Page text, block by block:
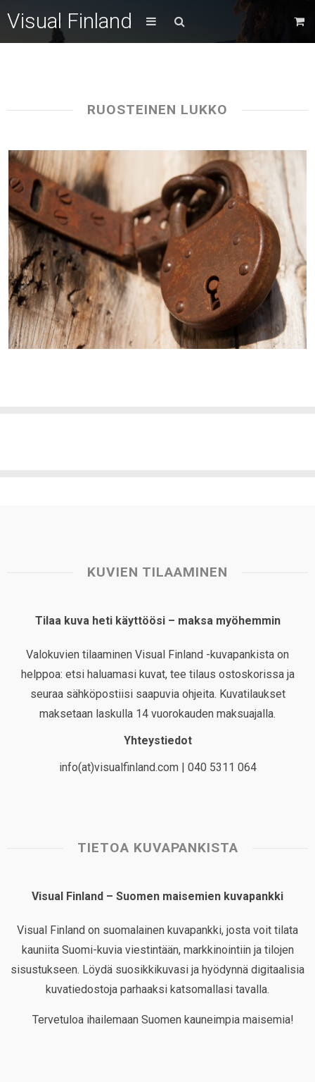
Visual Finland
RUOSTEINEN LUKKO
KUVIEN TILAAMINEN
Tilaa kuva heti käyttöösi – maksa myöhemmin
Valokuvien tilaaminen Visual Finland -kuvapankista on
helppoa: etsi haluamasi kuvat, tee tilaus ostoskorissa ja
seuraa sähköpostiisi saapuvia ohjeita. Kuvatilaukset
maksetaan laskulla 14 vuorokauden maksuajalla.
Yhteystiedot
info(at)visualfinland.com | 040 5311 064
TIETOA KUVAPANKISTA
Visual Finland – Suomen maisemien kuvapankki
Visual Finland on suomalainen kuvapankki, josta voit tilata
kauniita Suomi-kuvia viestintään, markkinointiin ja tilojen
sisustukseen. Löydä suosikkikuvasi ja hyödynnä digitaalisia
kuvatiedostoja parhaaksi katsomallasi tavalla.
Tervetuloa ihailemaan Suomen kauneimpia maisemia!